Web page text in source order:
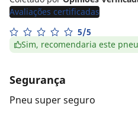
Avaliações certificadas
5/5
Sim, recomendaria este pneu
Segurança
Pneu super seguro